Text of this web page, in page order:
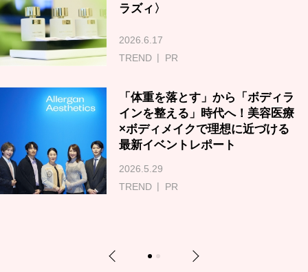
ラズィ〉
2026.6.17
TREND
PR
「体重を落とす」から「ボディラ
インを整える」時代へ！美容医療
×ボディメイクで理想に近づける
最新イベントレポート
2026.5.29
TREND
PR
Previous 1 2 Next